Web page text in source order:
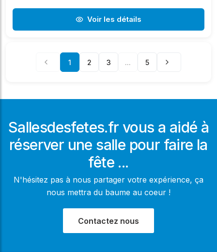
Voir les détails
1 2 3 ... 5
Sallesdesfetes.fr vous a aidé à
réserver une salle pour faire la
fête ...
N'hésitez pas à nous partager votre expérience, ça
nous mettra du baume au coeur !
Contactez nous